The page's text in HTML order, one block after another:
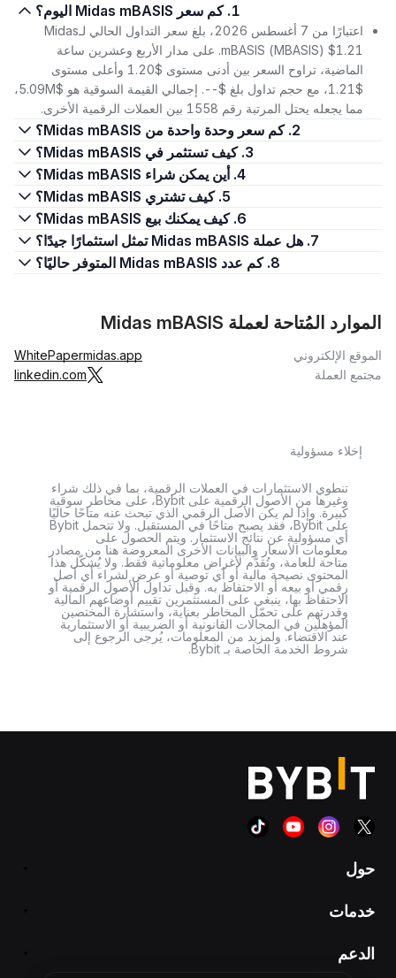
1. كم سعر Midas mBASIS اليوم؟
اعتبارًا من 7 أغسطس 2026، بلغ سعر التداول الحالي لـMidas
mBASIS (MBASIS) $1.21. على مدار الأربع وعشرين ساعة
الماضية، تراوح السعر بين أدنى مستوى $1.20 وأعلى مستوى
$1.21، مع حجم تداول بلغ $--. إجمالي القيمة السوقية هو $5.09M،
مما يجعله يحتل المرتبة رقم 1558 بين العملات الرقمية الأخرى.
2. كم سعر وحدة واحدة من Midas mBASIS؟
3. كيف تستثمر في Midas mBASIS؟
4. أين يمكن شراء Midas mBASIS؟
5. كيف تشتري Midas mBASIS؟
6. كيف يمكنك بيع Midas mBASIS؟
7. هل عملة Midas mBASIS تمثل استثمارًا جيدًا؟
8. كم عدد Midas mBASIS المتوفر حاليًا؟
الموارد المُتاحة لعملة Midas mBASIS
الموقع الإلكتروني midas.app
WhitePaper
مجتمع العملة
linkedin.com
إخلاء مسؤولية
تنطوي الاستثمارات في العملات الرقمية، بما في ذلك شراء
وغيرها من الأصول الرقمية على Bybit، على مخاطر سوقية
كبيرة. وإذا لم يكن الأصل الرقمي الذي تبحث عنه متاحًا حاليًا
على Bybit، فقد يصبح متاحًا في المستقبل. ولا تتحمل Bybit
أي مسؤولية عن نتائج الاستثمار. ويتم الحصول على
معلومات الأسعار والبيانات الأخرى المعروضة هنا من مصادر
متاحة للعامة، وتُقدَّم لأغراض معلوماتية فقط. ولا يُشكّل هذا
المحتوى نصيحة مالية أو أي توصية أو عرض لشراء أي أصل
رقمي أو بيعه أو الاحتفاظ به. وقبل تداول الأصول الرقمية أو
الاحتفاظ بها، ينبغي على المستثمرين تقييم أوضاعهم المالية
وقدرتهم على تحمّل المخاطر بعناية، واستشارة المختصين
المؤهلين في المجالات القانونية أو الضريبية أو الاستثمارية
عند الاقتضاء. ولمزيد من المعلومات، يُرجى الرجوع إلى
شروط الخدمة الخاصة بـ Bybit.
حول
خدمات
الدعم